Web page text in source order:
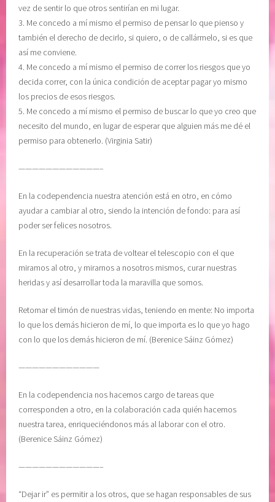
vez de sentir lo que otros sentirían en mi lugar.
3. Me concedo a mí mismo el permiso de pensar lo que pienso y
también el derecho de decirlo, si quiero, o de callármelo, si es que
así me conviene.
4. Me concedo a mí mismo el permiso de correr los riesgos que yo
decida correr, con la única condición de aceptar pagar yo mismo
los precios de esos riesgos.
5. Me concedo a mí mismo el permiso de buscar lo que yo creo que
necesito del mundo, en lugar de esperar que alguien más me dé el
permiso para obtenerlo. (Virginia Satir)
————————————–
En la codependencia nuestra atención está en otro, en cómo
ayudar a cambiar al otro, siendo la intención de fondo: para así
poder ser felices nosotros.
En la recuperación se trata de voltear el telescopio con el que
miramos al otro, y mirarnos a nosotros mismos, curar nuestras
heridas y así desarrollar toda la maravilla que somos.
Retomar el timón de nuestras vidas, teniendo en mente: No importa
lo que los demás hicieron de mí, lo que importa es lo que yo hago
con lo que los demás hicieron de mí. (Berenice Sáinz Gómez)
————————————
En la codependencia nos hacemos cargo de tareas que
corresponden a otro, en la colaboración cada quién hacemos
nuestra tarea, enriqueciéndonos más al laborar con el otro.
(Berenice Sáinz Gómez)
————————————–
“Dejar ir” es permitir a los otros, que se hagan responsables de sus